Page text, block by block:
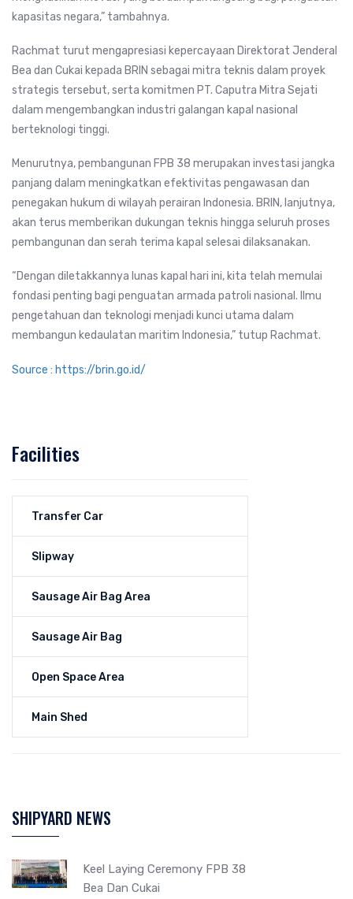
kapasitas negara,” tambahnya.
Rachmat turut mengapresiasi kepercayaan Direktorat Jenderal
Bea dan Cukai kepada BRIN sebagai mitra teknis dalam proyek
strategis tersebut, serta komitmen PT. Caputra Mitra Sejati
dalam mengembangkan industri galangan kapal nasional
berteknologi tinggi.
Menurutnya, pembangunan FPB 38 merupakan investasi jangka
panjang dalam meningkatkan efektivitas pengawasan dan
penegakan hukum di wilayah perairan Indonesia. BRIN, lanjutnya,
akan terus memberikan dukungan teknis hingga seluruh proses
pembangunan dan serah terima kapal selesai dilaksanakan.
“Dengan diletakkannya lunas kapal hari ini, kita telah memulai
fondasi penting bagi penguatan armada patroli nasional. Ilmu
pengetahuan dan teknologi menjadi kunci utama dalam
membangun kedaulatan maritim Indonesia,” tutup Rachmat.
Source : https://brin.go.id/
Facilities
Transfer Car
Slipway
Sausage Air Bag Area
Sausage Air Bag
Open Space Area
Main Shed
SHIPYARD NEWS
Keel Laying Ceremony FPB 38
Bea Dan Cukai